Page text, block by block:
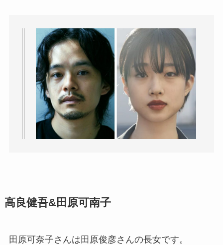
高良健吾&田原可南子
田原可奈子さんは田原俊彦さんの長女です。